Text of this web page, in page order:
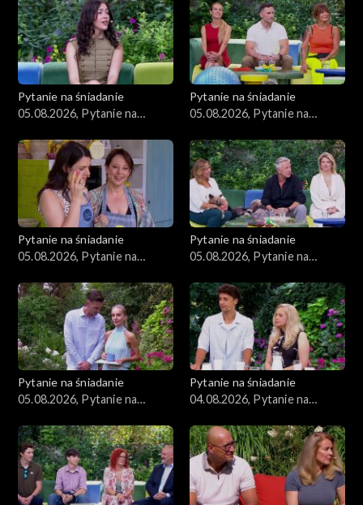
Gwiazdy
Scena Pnś
Ludzie
Zdrowie
Porady
Czerwony Dywan
Uroda
Moda
Materiały
Odcinki
Pytanie na śniadanie
05.08.2026, Pytanie na
Pytanie na śniadanie
05.08.2026, Pytanie na
Pytanie na śniadanie
05.08.2026, Pytanie na
Pytanie na śniadanie
05.08.2026, Pytanie na
Pytanie na śniadanie
05.08.2026, Pytanie na
Pytanie na śniadanie
04.08.2026, Pytanie na